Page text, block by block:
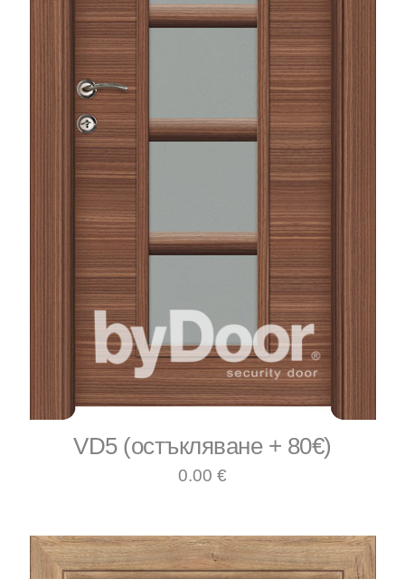
VD5 (остъкляване + 80€)
0.00 €